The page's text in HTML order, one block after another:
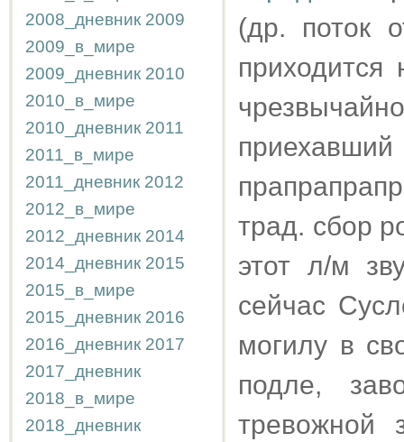
2008_дневник 2009
2009_в_мире
2009_дневник 2010
2010_в_мире
2010_дневник 2011
2011_в_мире
2011_дневник 2012
2012_в_мире
2012_дневник 2014
2014_дневник 2015
2015_в_мире
2015_дневник 2016
2016_дневник 2017
2017_дневник
2018_в_мире
2018_дневник
(др. поток
трад. сбор
этот л/м
сейчас
могилу в
подле,
тревожной